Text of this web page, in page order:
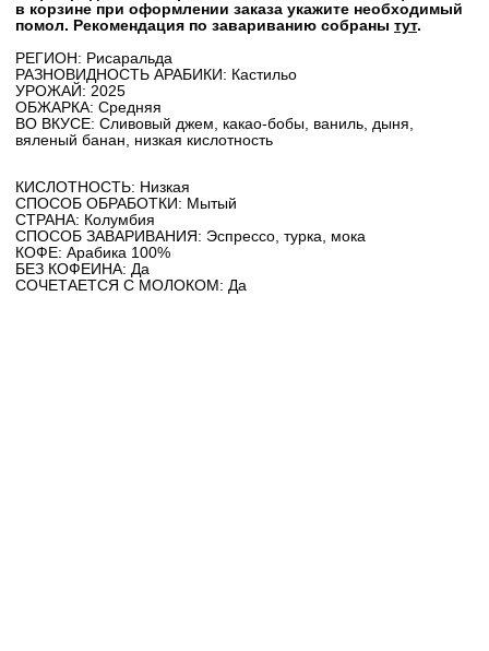
в корзине при оформлении заказа укажите необходимый
помол. Рекомендация по завариванию собраны тут.
РЕГИОН: Рисаральда
РАЗНОВИДНОСТЬ АРАБИКИ: Кастильо
УРОЖАЙ: 2025
ОБЖАРКА: Средняя
ВО ВКУСЕ: Сливовый джем, какао-бобы, ваниль, дыня,
вяленый банан, низкая кислотность
КИСЛОТНОСТЬ: Низкая
СПОСОБ ОБРАБОТКИ: Мытый
СТРАНА: Колумбия
СПОСОБ ЗАВАРИВАНИЯ: Эспрессо, турка, мока
КОФЕ: Арабика 100%
БЕЗ КОФЕИНА: Да
СОЧЕТАЕТСЯ С МОЛОКОМ: Да